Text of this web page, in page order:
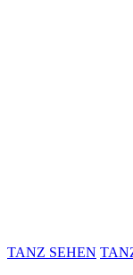
TANZ SEHEN